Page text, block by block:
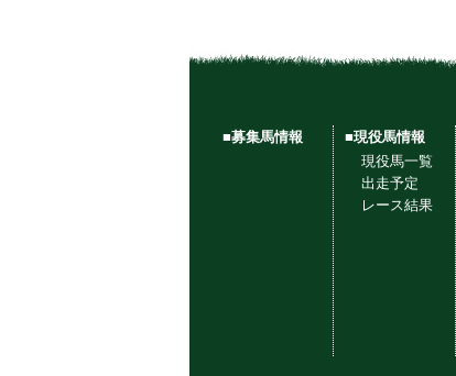
■募集馬情報
■現役馬情報
現役馬一覧
出走予定
レース結果